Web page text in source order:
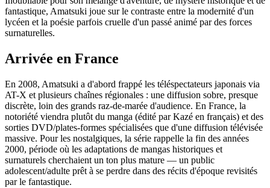
fantastique, Amatsuki joue sur le contraste entre la modernité d'un
lycéen et la poésie parfois cruelle d'un passé animé par des forces
surnaturelles.
Arrivée en France
En 2008, Amatsuki a d'abord frappé les téléspectateurs japonais via
AT-X et plusieurs chaînes régionales : une diffusion sobre, presque
discrète, loin des grands raz-de-marée d'audience. En France, la
notoriété viendra plutôt du manga (édité par Kazé en français) et des
sorties DVD/plates-formes spécialisées que d'une diffusion télévisée
massive. Pour les nostalgiques, la série rappelle la fin des années
2000, période où les adaptations de mangas historiques et
surnaturels cherchaient un ton plus mature — un public
adolescent/adulte prêt à se perdre dans des récits d'époque revisités
par le fantastique.